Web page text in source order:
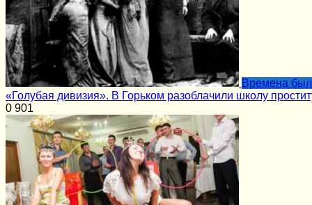
Времена
«Голубая дивизия». В Горьком разоблачили школу
0 901